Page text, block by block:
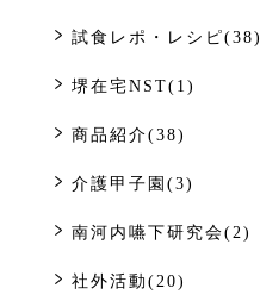
試食レポ・レシピ(38)
堺在宅NST(1)
商品紹介(38)
介護甲子園(3)
南河内嚥下研究会(2)
社外活動(20)